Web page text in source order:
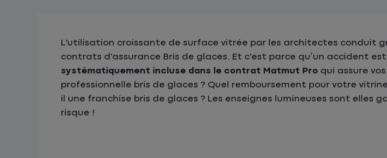
L'utilisation croissante de surface vitrée par les architectes conduit
contrats d'assurance Bris de glaces. Et c'est parce qu’un accident
systématiquement incluse dans le contrat Matmut Pro qui assure
professionnelle bris de glaces ? Quel remboursement pour votre
il une franchise bris de glaces ? Les enseignes lumineuses sont
risque !